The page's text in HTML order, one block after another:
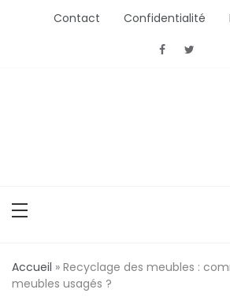
Contact Confidentialité
Accueil » Recyclage des meubles :
meubles usagés ?